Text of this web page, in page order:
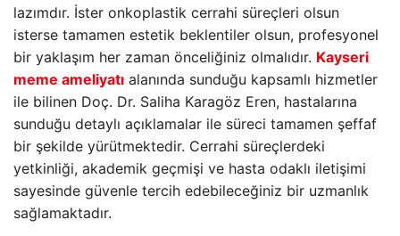
lazımdır. İster onkoplastik cerrahi süreçleri olsun
isterse tamamen estetik beklentiler olsun, profesyonel
bir yaklaşım her zaman önceliğiniz olmalıdır. Kayseri
meme ameliyatı alanında sunduğu kapsamlı hizmetler
ile bilinen Doç. Dr. Saliha Karagöz Eren, hastalarına
sunduğu detaylı açıklamalar ile süreci tamamen şeffaf
bir şekilde yürütmektedir. Cerrahi süreçlerdeki
yetkinliği, akademik geçmişi ve hasta odaklı iletişimi
sayesinde güvenle tercih edebileceğiniz bir uzmanlık
sağlamaktadır.